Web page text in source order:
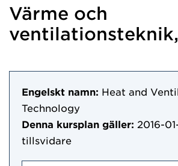
Värme och
Engelskt namn: Heat and
Technology
Denna kursplan gäller: 2016-01-
tillsvidare